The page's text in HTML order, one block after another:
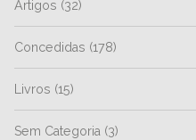
Artigos (32)
Concedidas (178)
Livros (15)
Sem Categoria (3)